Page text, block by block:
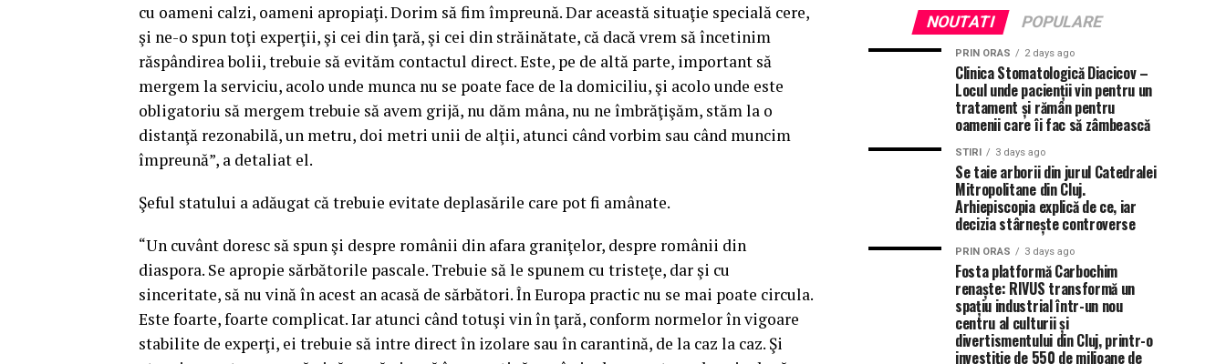
cu oameni calzi, oameni apropiaţi. Dorim să fim împreună. Dar această situaţie specială cere,
şi ne-o spun toţi experţii, şi cei din ţară, şi cei din străinătate, că dacă vrem să încetinim
răspândirea bolii, trebuie să evităm contactul direct. Este, pe de altă parte, important să
mergem la serviciu, acolo unde munca nu se poate face de la domiciliu, şi acolo unde este
obligatoriu să mergem trebuie să avem grijă, nu dăm mâna, nu ne îmbrăţişăm, stăm la o
distanţă rezonabilă, un metru, doi metri unii de alţii, atunci când vorbim sau când muncim
împreună”, a detaliat el.
Şeful statului a adăugat că trebuie evitate deplasările care pot fi amânate.
“Un cuvânt doresc să spun şi despre românii din afara graniţelor, despre românii din
diaspora. Se apropie sărbătorile pascale. Trebuie să le spunem cu tristeţe, dar şi cu
sinceritate, să nu vină în acest an acasă de sărbători. În Europa practic nu se mai poate circula.
Este foarte, foarte complicat. Iar atunci când totuşi vin în ţară, conform normelor în vigoare
stabilite de experţi, ei trebuie să intre direct în izolare sau în carantină, de la caz la caz. Şi
NOUTATI POPULARE
PRIN ORAS 2 days ago
Clinica Stomatologică Diacicov –
Locul unde pacienții vin pentru un
tratament și rămân pentru
oamenii care îi fac să zâmbească
STIRI 3 days ago
Se taie arborii din jurul Catedralei
Mitropolitane din Cluj.
Arhiepiscopia explică de ce, iar
decizia stârnește controverse
PRIN ORAS 3 days ago
Fosta platformă Carbochim
renaște: RIVUS transformă un
spațiu industrial într-un nou
centru al culturii și
divertismentului din Cluj, printr-o
investiție de 550 de milioane de